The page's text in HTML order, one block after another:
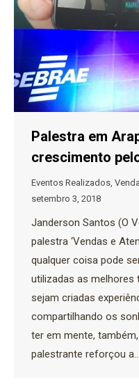
Palestra em
crescimento
Eventos Realizados
setembro 3, 2018
Janderson Santos (O
palestra ‘Vendas e
qualquer coisa pode
utilizadas as melhores
sejam criadas
compartilhando os
ter em mente,
palestrante reforçou a…